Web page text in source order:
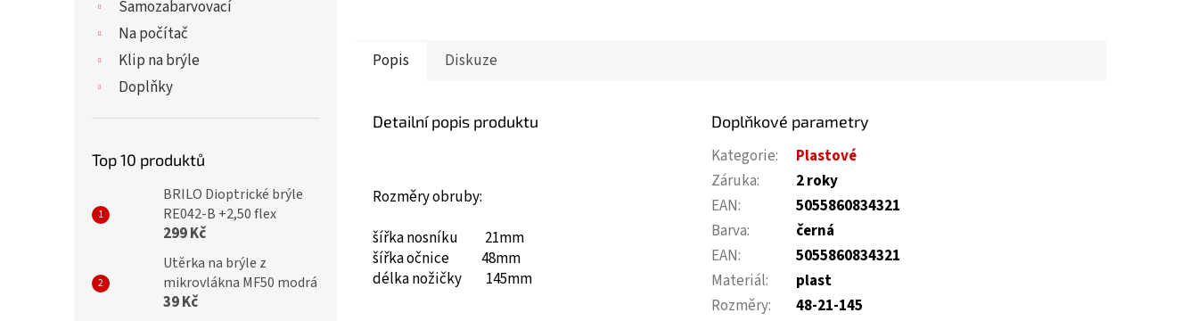
Samozabarvovací
Na počítač
Klip na brýle
Doplňky
Top 10 produktů
BRILO Dioptrické brýle
RE042-B +2,50 flex
299 Kč
Utěrka na brýle z
mikrovlákna MF50 modrá
39 Kč
Popis Diskuze
Detailní popis produktu
Rozměry obruby:
šířka nosníku 21mm
šířka očnice 48mm
délka nožičky 145mm
Doplňkové parametry
Kategorie:
Plastové
Záruka:
2 roky
EAN:
5055860834321
Barva:
černá
EAN:
5055860834321
Materiál:
plast
Rozměry: 48-21-145